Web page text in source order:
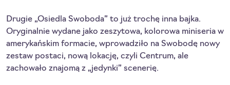
Drugie „Osiedla Swoboda” to już trochę inna bajka.
Oryginalnie wydane jako zeszytowa, kolorowa miniseria w
amerykańskim formacie, wprowadziło na Swobodę nowy
zestaw postaci, nową lokację, czyli Centrum, ale
zachowało znajomą z „jedynki” scenerię.